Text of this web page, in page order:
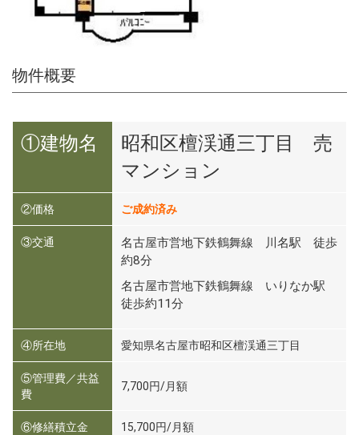
物件概要
①建物名
昭和区檀渓通三丁目 売
マンション
②価格 ご成約済み
③交通
名古屋市営地下鉄鶴舞線 川名駅 徒歩
約8分
名古屋市営地下鉄鶴舞線 いりなか駅
徒歩約11分
④所在地 愛知県名古屋市昭和区檀渓通三丁目
⑤管理費／共益
費
7,700円/月額
⑥修繕積立金 15,700円/月額